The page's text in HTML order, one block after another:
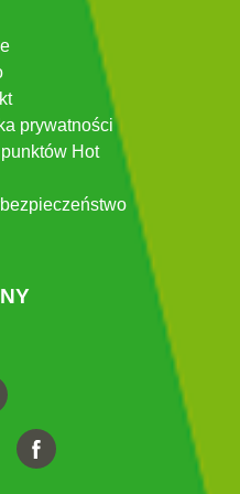
prywatności
Hot